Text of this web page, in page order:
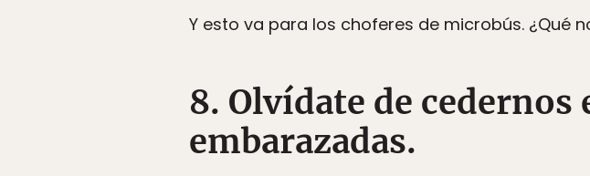
Y esto va para los choferes de microbús. ¿Qué
8. Olvídate de
embarazadas.